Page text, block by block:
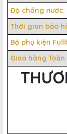
Độ chống nước:
Thời gian bảo
Bộ phụ kiện
Giao hàng